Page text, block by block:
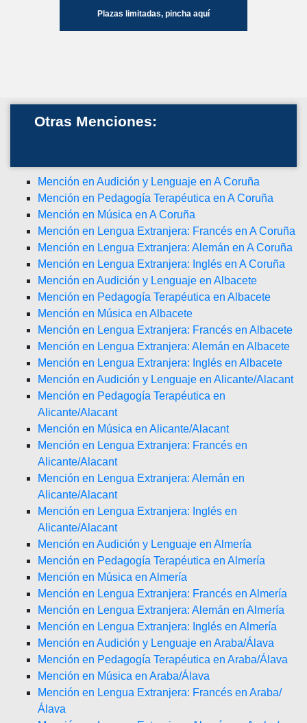
Plazas limitadas, pincha aquí
Otras Menciones:
Mención en Audición y Lenguaje en A Coruña
Mención en Pedagogía Terapéutica en A Coruña
Mención en Música en A Coruña
Mención en Lengua Extranjera: Francés en A Coruña
Mención en Lengua Extranjera: Alemán en A Coruña
Mención en Lengua Extranjera: Inglés en A Coruña
Mención en Audición y Lenguaje en Albacete
Mención en Pedagogía Terapéutica en Albacete
Mención en Música en Albacete
Mención en Lengua Extranjera: Francés en Albacete
Mención en Lengua Extranjera: Alemán en Albacete
Mención en Lengua Extranjera: Inglés en Albacete
Mención en Audición y Lenguaje en Alicante/Alacant
Mención en Pedagogía Terapéutica en
Alicante/Alacant
Mención en Música en Alicante/Alacant
Mención en Lengua Extranjera: Francés en
Alicante/Alacant
Mención en Lengua Extranjera: Alemán en
Alicante/Alacant
Mención en Lengua Extranjera: Inglés en
Alicante/Alacant
Mención en Audición y Lenguaje en Almería
Mención en Pedagogía Terapéutica en Almería
Mención en Música en Almería
Mención en Lengua Extranjera: Francés en Almería
Mención en Lengua Extranjera: Alemán en Almería
Mención en Lengua Extranjera: Inglés en Almería
Mención en Audición y Lenguaje en Araba/Álava
Mención en Pedagogía Terapéutica en Araba/Álava
Mención en Música en Araba/Álava
Mención en Lengua Extranjera: Francés en Araba/
Álava